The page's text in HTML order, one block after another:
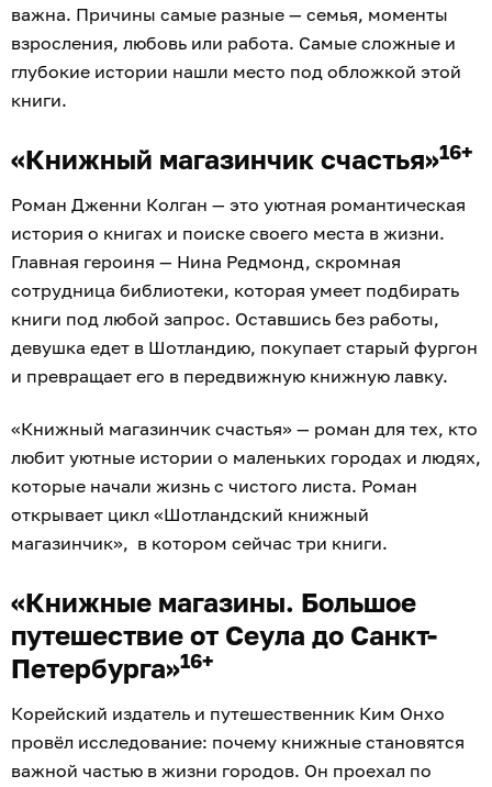
важна. Причины самые разные — семья, моменты
взросления, любовь или работа. Самые сложные и
глубокие истории нашли место под обложкой этой
книги.
«Книжный магазинчик счастья»16+
Роман Дженни Колган — это уютная романтическая
история о книгах и поиске своего места в жизни.
Главная героиня — Нина Редмонд, скромная
сотрудница библиотеки, которая умеет подбирать
книги под любой запрос. Оставшись без работы,
девушка едет в Шотландию, покупает старый фургон
и превращает его в передвижную книжную лавку.
«Книжный магазинчик счастья» — роман для тех, кто
любит уютные истории о маленьких городах и людях,
которые начали жизнь с чистого листа. Роман
открывает цикл «Шотландский книжный
магазинчик», в котором сейчас три книги.
«Книжные магазины. Большое
путешествие от Сеула до Санкт-
Петербурга»16+
Корейский издатель и путешественник Ким Онхо
провёл исследование: почему книжные становятся
важной частью в жизни городов. Он проехал по